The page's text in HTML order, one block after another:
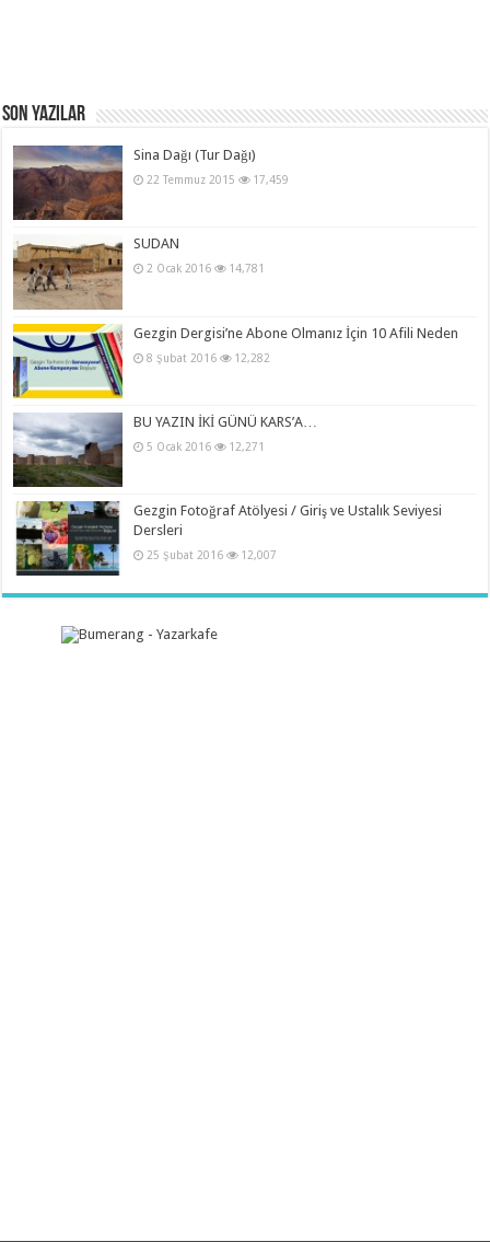
Son Yazılar
Sina Dağı (Tur Dağı)
22 Temmuz 2015 17,459
SUDAN
2 Ocak 2016 14,781
Gezgin Dergisi’ne Abone Olmanız İçin 10 Afili Neden
8 Şubat 2016 12,282
BU YAZIN İKİ GÜNÜ KARS’A…
5 Ocak 2016 12,271
Gezgin Fotoğraf Atölyesi / Giriş ve Ustalık Seviyesi
Dersleri
25 Şubat 2016 12,007